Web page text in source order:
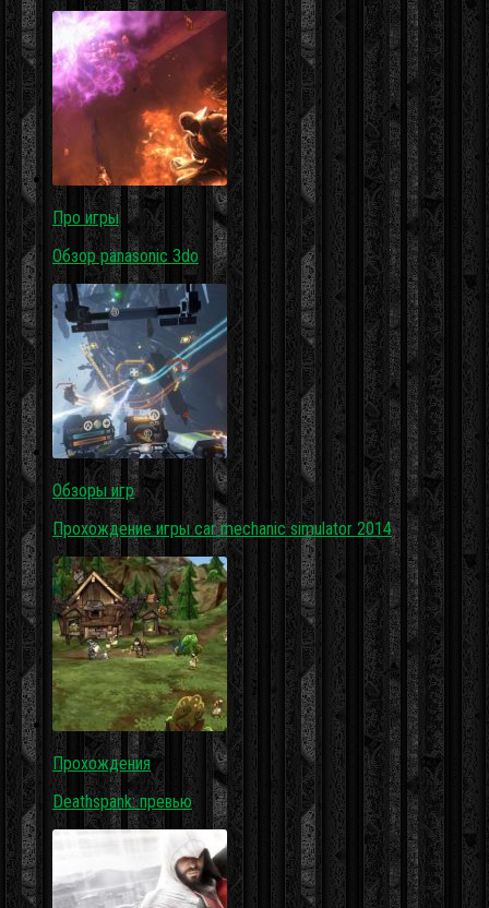
Про игры
Обзор panasonic 3do
Обзоры игр
Прохождение игры car mechanic simulator 2014
Прохождения
Deathspank: превью